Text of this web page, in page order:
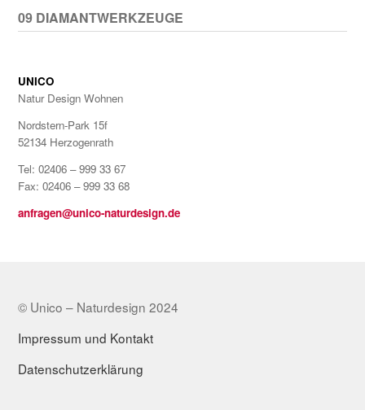
09 DIAMANTWERKZEUGE
UNICO
Natur Design Wohnen
Nordstern-Park 15f
52134 Herzogenrath
Tel: 02406 – 999 33 67
Fax: 02406 – 999 33 68
anfragen@unico-naturdesign.de
© Unico – Naturdesign 2024
Impressum und Kontakt
Datenschutzerklärung